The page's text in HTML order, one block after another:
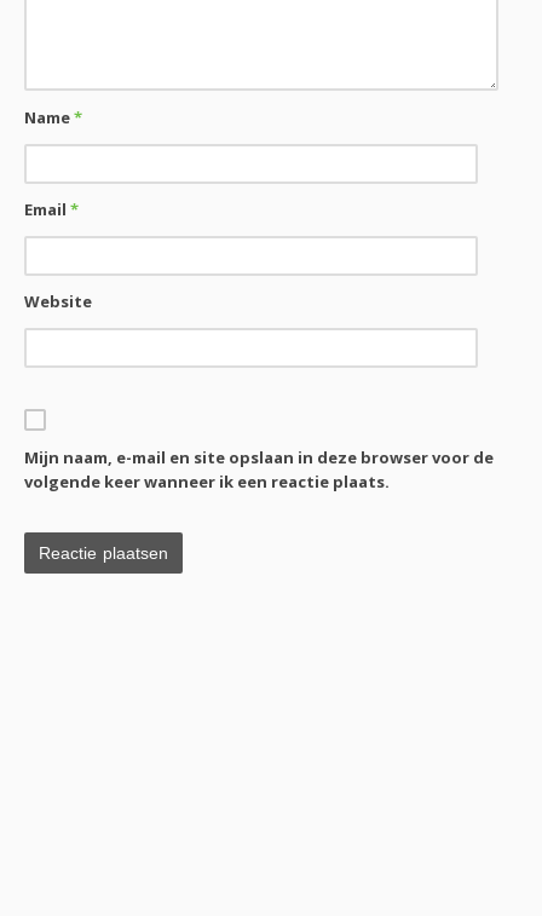
Name*
Email*
Website
Mijn naam, e-mail en site opslaan in deze browser voor de
volgende keer wanneer ik een reactie plaats.